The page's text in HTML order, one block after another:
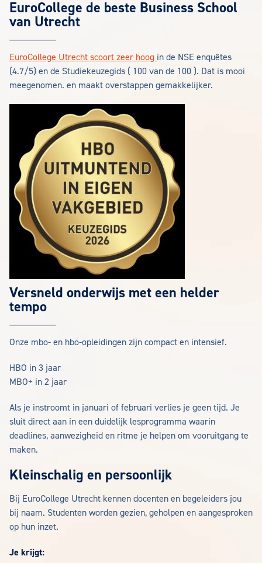
EuroCollege de beste Business School
van Utrecht
EuroCollege Utrecht scoort zeer hoog in de NSE enquêtes
(4.7/5) en de Studiekeuzegids ( 100 van de 100 ). Dat is mooi
meegenomen. en maakt overstappen gemakkelijker.
Versneld onderwijs met een helder
tempo
Onze mbo- en hbo-opleidingen zijn compact en intensief.
HBO in 3 jaar
MBO+ in 2 jaar
Als je instroomt in januari of februari verlies je geen tijd. Je
sluit direct aan in een duidelijk lesprogramma waarin
deadlines, aanwezigheid en ritme je helpen om vooruitgang te
maken.
Kleinschalig en persoonlijk
Bij EuroCollege Utrecht kennen docenten en begeleiders jou
bij naam. Studenten worden gezien, geholpen en aangesproken
op hun inzet.
Je krijgt: